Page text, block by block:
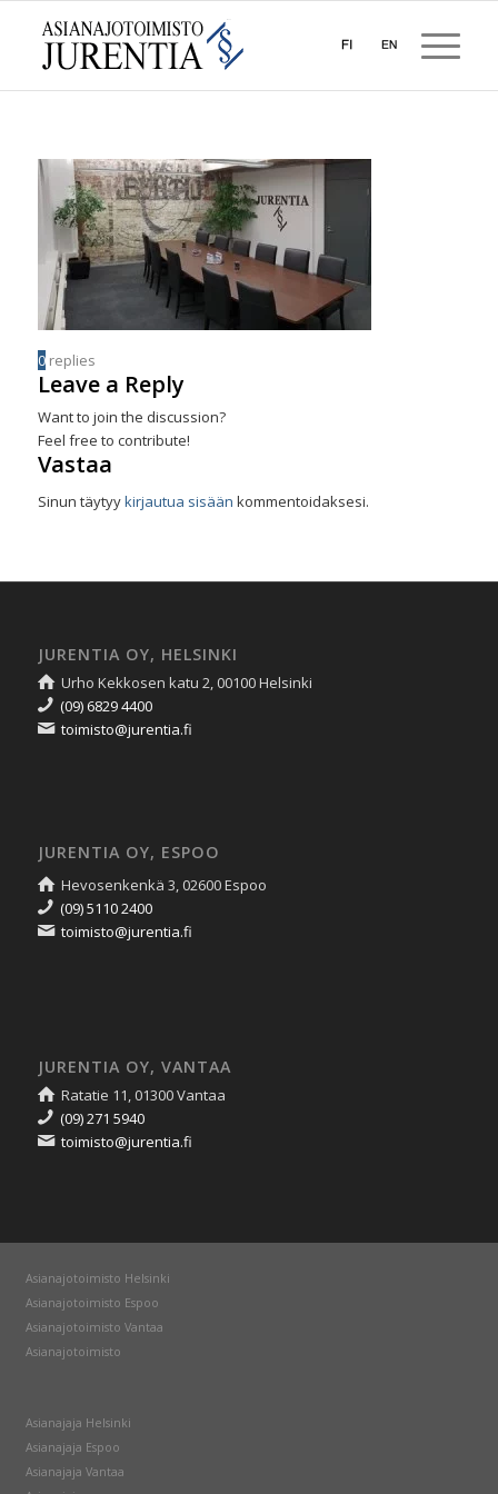
0 replies
Leave a Reply
Want to join the discussion?
Feel free to contribute!
Vastaa
Sinun täytyykirjautua sisään kommentoidaksesi.
JURENTIA OY, HELSINKI
Urho Kekkosen katu 2, 00100 Helsinki
(09) 6829 4400
toimisto@jurentia.fi
JURENTIA OY, ESPOO
Hevosenkenkä 3, 02600 Espoo
(09) 5110 2400
toimisto@jurentia.fi
JURENTIA OY, VANTAA
Ratatie 11, 01300 Vantaa
(09) 271 5940
toimisto@jurentia.fi
Asianajotoimisto Helsinki
Asianajotoimisto Espoo
Asianajotoimisto Vantaa
Asianajotoimisto
Asianajaja Helsinki
Asianajaja Espoo
Asianajaja Vantaa